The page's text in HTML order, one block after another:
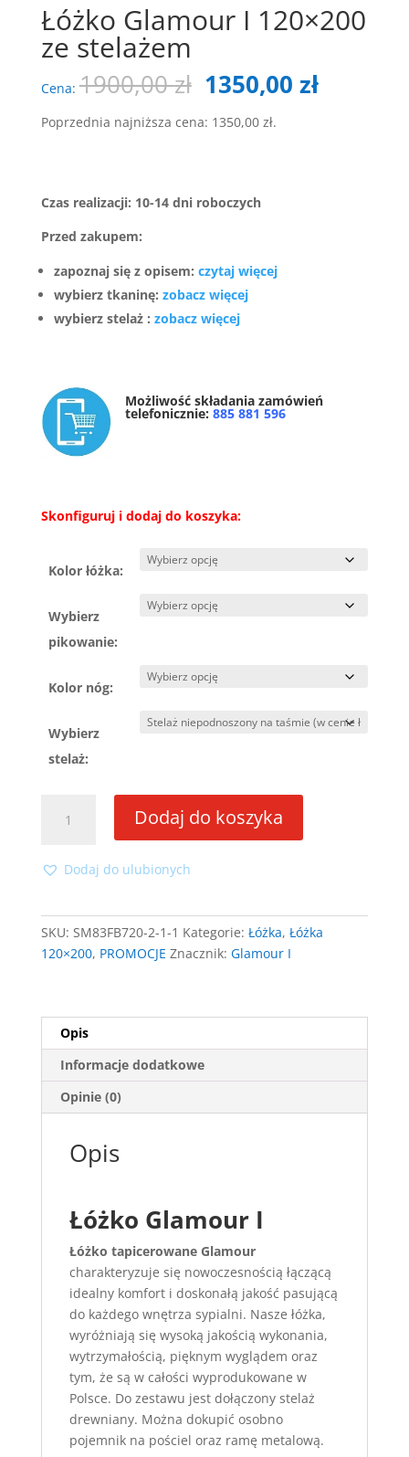
Łóżko Glamour I 120×200
ze stelażem
Cena: 1900,00zł Pierwotna
cena
wynosiła:
1350,00 zł
Poprzednia najniższa cena: 1350,00 zł.
Czas realizacji: 10-14 dni roboczych
Przed zakupem:
zapoznaj się z opisem: czytaj więcej
wybierz tkaninę: zobacz więcej
wybierz stelaż : zobacz więcej
Możliwość składania zamówień
telefonicznie: 885 881 596
Skonfiguruj i dodaj do koszyka:
Kolor łóżka:
Wybierz
pikowanie:
Kolor nóg:
Wybierz
stelaż:
Łóżko
stelażem
Dodaj do koszyka
Dodaj do ulubionych
SKU: SM83FB720-2-1-1 Kategorie: Łóżka, Łóżka
120×200, PROMOCJE Znacznik: Glamour I
Opis
Informacje dodatkowe
Opinie (0)
Opis
Łóżko Glamour I
Łóżko tapicerowane Glamour
charakteryzuje się nowoczesnością łączącą
idealny komfort i doskonałą jakość pasującą
do każdego wnętrza sypialni. Nasze łóżka,
wyróżniają się wysoką jakością wykonania,
wytrzymałością, pięknym wyglądem oraz
tym, że są w całości wyprodukowane w
Polsce. Do zestawu jest dołączony stelaż
drewniany. Można dokupić osobno
pojemnik na pościel oraz ramę metalową.